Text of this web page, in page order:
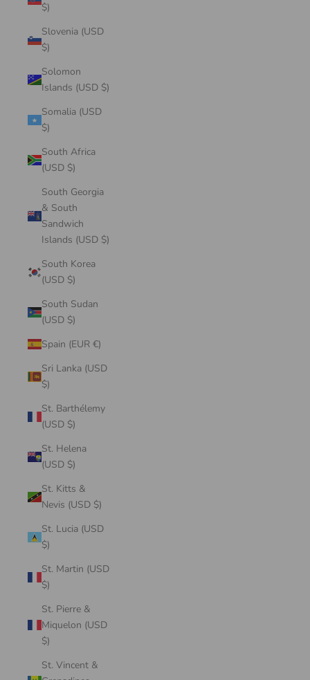
$)
Slovenia (USD
$)
Solomon
Islands (USD $)
Somalia (USD
$)
South Africa
(USD $)
South Georgia
& South
Sandwich
Islands (USD $)
South Korea
(USD $)
South Sudan
(USD $)
Spain (EUR €)
Sri Lanka (USD
$)
St. Barthélemy
(USD $)
St. Helena
(USD $)
St. Kitts &
Nevis (USD $)
St. Lucia (USD
$)
St. Martin (USD
$)
St. Pierre &
Miquelon (USD
$)
St. Vincent &